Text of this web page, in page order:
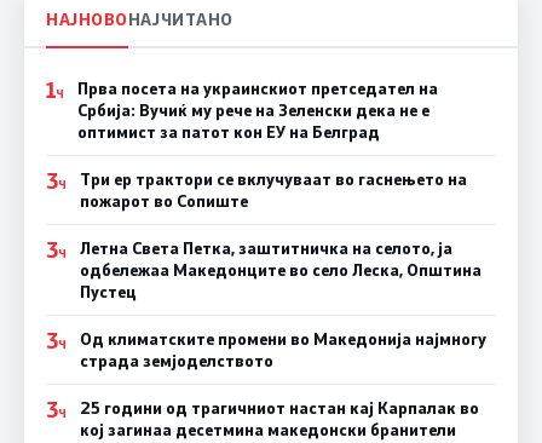
НАЈНОВОНАЈЧИТАНО
1Ч
Прва посета на украинскиот претседател на
Србија: Вучиќ му рече на Зеленски дека не е
оптимист за патот кон ЕУ на Белград
3Ч
Три ер трактори се вклучуваат во гаснењето на
пожарот во Сопиште
3Ч
Летна Света Петка, заштитничка на селото, ја
одбележаа Македонците во село Леска, Општина
Пустец
3Ч
Од климатските промени во Македонија најмногу
страда земјоделството
3Ч
25 години од трагичниот настан кај Карпалак во
кој загинаа десетмина македонски бранители